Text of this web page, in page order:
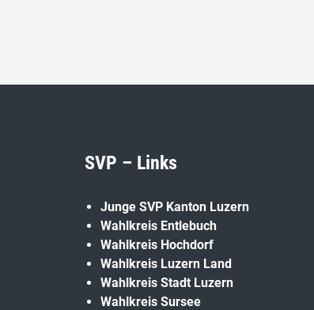
SVP – Links
Junge SVP Kanton Luzern
Wahlkreis Entlebuch
Wahlkreis Hochdorf
Wahlkreis Luzern Land
Wahlkreis Stadt Luzern
Wahlkreis Sursee